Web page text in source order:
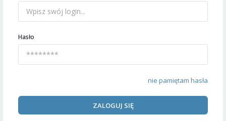
Hasło
nie pamiętam hasła
ZALOGUJ SIĘ